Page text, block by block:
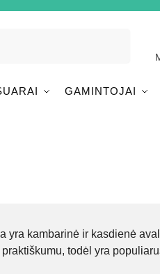
GAMINTOJAI
kambarinė ir kasdienė
todėl yra